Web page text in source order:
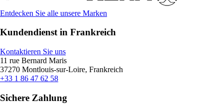
Entdecken Sie alle unsere Marken
Kundendienst in Frankreich
Kontaktieren Sie uns
11 rue Bernard Maris
37270 Montlouis-sur-Loire, Frankreich
+33 1 86 47 62 58
Sichere Zahlung